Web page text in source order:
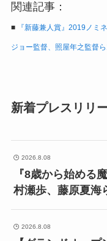
関連記事：
■ 『新藤兼人賞』2019ノミ
ジョー監督、照屋年之監督
新着プレスリリ
2026.8.08
『8歳から始める
村瀬歩、藤原夏海
2026.8.08